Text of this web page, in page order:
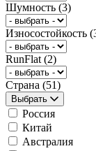
Шумность (3)
Износостойкость
RunFlat (2)
Страна (51)
Выбрать
Россия
Китай
Австралия